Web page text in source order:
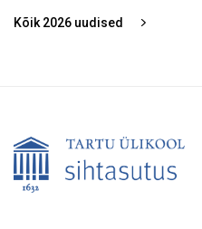
Kõik 2026 uudised